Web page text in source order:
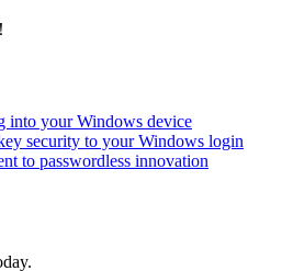
into your Windows device
security to your Windows login
to passwordless innovation